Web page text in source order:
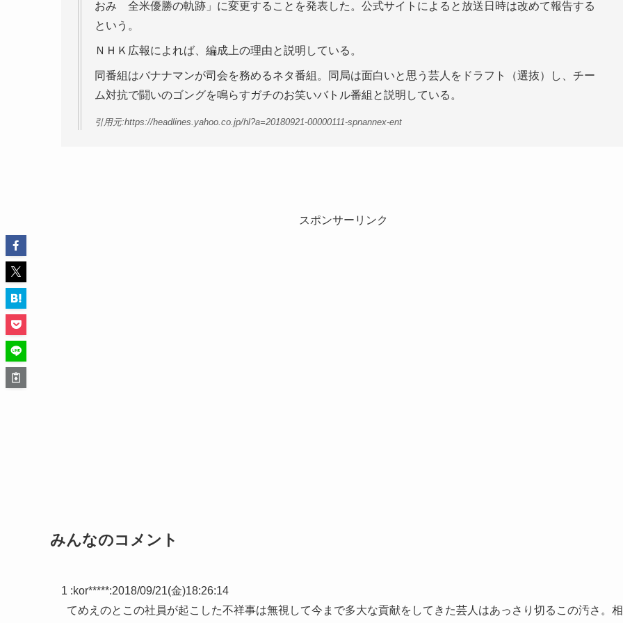
おみ 全米優勝の軌跡」に変更することを発表した。公式サイトによると放送日時は改めて報告する
という。
ＮＨＫ広報によれば、編成上の理由と説明している。
同番組はバナナマンが司会を務めるネタ番組。同局は面白いと思う芸人をドラフト（選抜）し、チー
ム対抗で闘いのゴングを鳴らすガチのお笑いバトル番組と説明している。
引用元:https://headlines.yahoo.co.jp/hl?a=20180921-00000111-spnannex-ent
スポンサーリンク
みんなのコメント
1 :kor*****:2018/09/21(金)18:26:14
てめえのとこの社員が起こした不祥事は無視して今まで多大な貢献をしてきた芸人はあっさり切るこの汚さ。相